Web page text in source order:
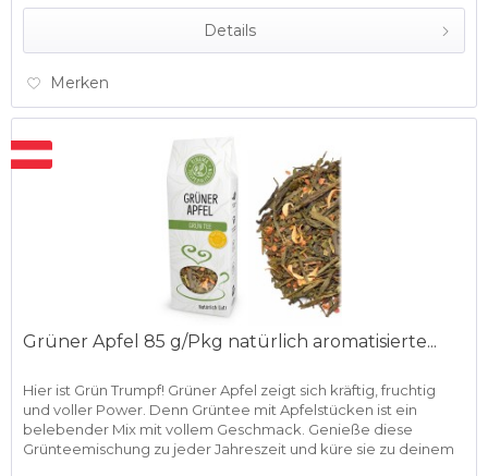
Details
Merken
Grüner Apfel 85 g/Pkg natürlich aromatisierte...
Hier ist Grün Trumpf! Grüner Apfel zeigt sich kräftig, fruchtig
und voller Power. Denn Grüntee mit Apfelstücken ist ein
belebender Mix mit vollem Geschmack. Genieße diese
Grünteemischung zu jeder Jahreszeit und küre sie zu deinem